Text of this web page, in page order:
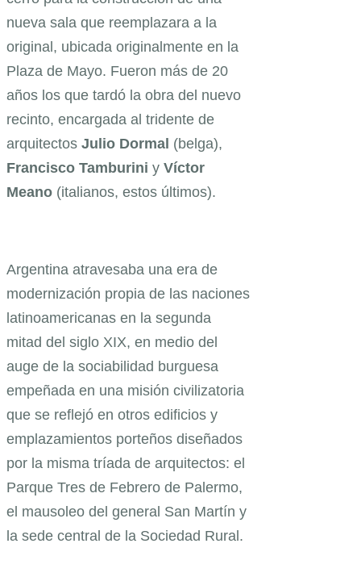
nueva sala que reemplazara a la
original, ubicada originalmente en la
Plaza de Mayo. Fueron más de 20
años los que tardó la obra del nuevo
recinto, encargada al tridente de
arquitectos Julio Dormal (belga),
Francisco Tamburini y Víctor
Meano (italianos, estos últimos).
Argentina atravesaba una era de
modernización propia de las naciones
latinoamericanas en la segunda
mitad del siglo XIX, en medio del
auge de la sociabilidad burguesa
empeñada en una misión civilizatoria
que se reflejó en otros edificios y
emplazamientos porteños diseñados
por la misma tríada de arquitectos: el
Parque Tres de Febrero de Palermo,
el mausoleo del general San Martín y
la sede central de la Sociedad Rural.